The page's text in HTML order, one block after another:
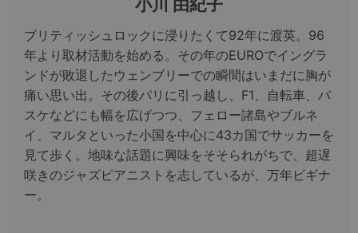
小川 由紀子
ブリティッシュロックに浸りたくて92年に渡英。96
年より取材活動を始める。その年のEUROでイングラ
ンドが敗退したウェンブリーでの瞬間はいまだに胸が
痛い思い出。その後パリに引っ越し、F1、自転車、バ
スケなどにも幅を広げつつ、フェロー諸島やブルネ
イ、マルタといった小国を中心に43カ国でサッカーを
見て歩く。地味な話題に興味をそそられがちで、超遅
咲きのジャズピアニストを志しているが、万年ビギナ
ー。